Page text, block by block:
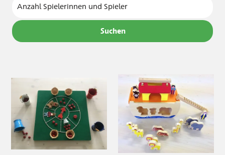
Anzahl Spielerinnen und Spieler